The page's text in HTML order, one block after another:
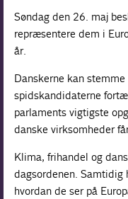
Søndag den 26. maj
repræsentere dem i
år.
Danskerne kan
spidskandidaterne
parlaments vigtigste
danske virksomheder
Klima, frihandel og
dagsordenen. Samtidig
hvordan de ser på